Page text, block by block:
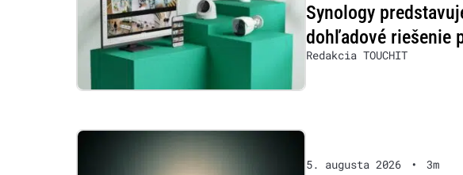
Synology
dohľadové riešenie
Redakcia TOUCHIT
5. augusta 2026 • 3m